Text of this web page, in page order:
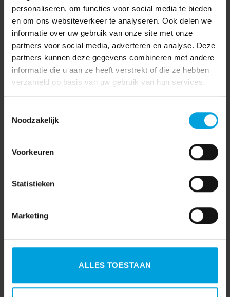
personaliseren, om functies voor social media te bieden
en om ons websiteverkeer te analyseren. Ook delen we
informatie over uw gebruik van onze site met onze
partners voor social media, adverteren en analyse. Deze
partners kunnen deze gegevens combineren met andere
informatie die u aan ze heeft verstrekt of die ze hebben
verzameld op basis van uw gebruik van hun services.
Noodzakelijk
Voorkeuren
Statistieken
Marketing
ALLES TOESTAAN
AVG(15)
Coronavirus(3)